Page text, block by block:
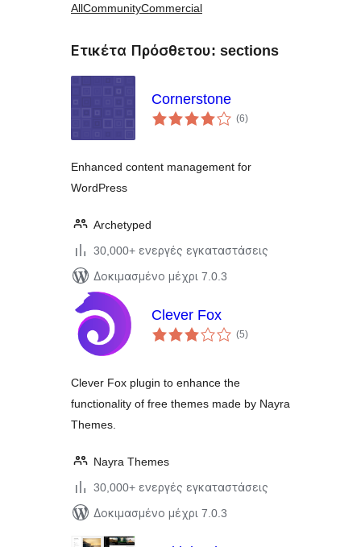
AllCommunityCommercial
Ετικέτα Πρόσθετου: sections
Cornerstone
(6αξιολογήσεις
σύνολο
)
Enhanced content management for
WordPress
Archetyped
30,000+ ενεργές εγκαταστάσεις
Δοκιμασμένο μέχρι 7.0.3
Clever Fox
(5αξιολογήσεις
σύνολο
)
Clever Fox plugin to enhance the
functionality of free themes made by Nayra
Themes.
Nayra Themes
30,000+ ενεργές εγκαταστάσεις
Δοκιμασμένο μέχρι 7.0.3